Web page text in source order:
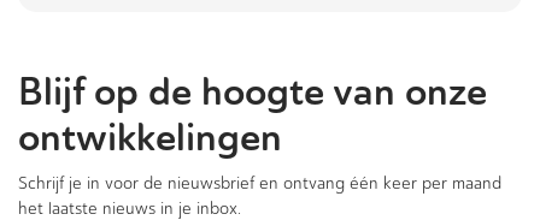
Blijf op de hoogte van onze
ontwikkelingen
Schrijf je in voor de nieuwsbrief en ontvang één keer per maand
het laatste nieuws in je inbox.